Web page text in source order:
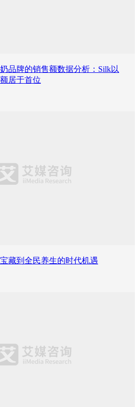
品牌的销售额数据分析：Silk以
居于首位
藏到全民养生的时代机遇